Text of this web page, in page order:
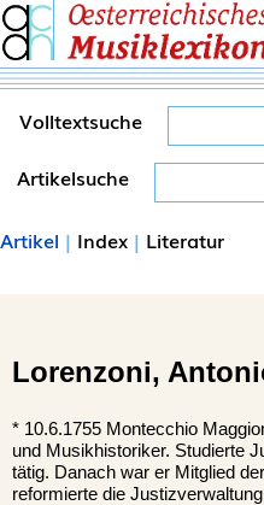
Volltextsuche
Artikelsuche
Artikel | Index | Literatur
Lorenzoni,
* 10.6.1755 Montecchio
und Musikhistoriker. Studierte
tätig. Danach war er Mitglied
reformierte die